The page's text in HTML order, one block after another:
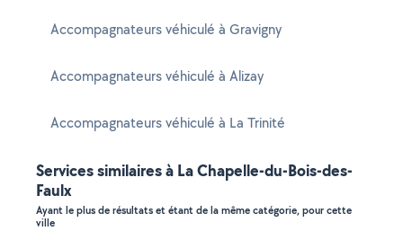
Accompagnateurs véhiculé à Gravigny
Accompagnateurs véhiculé à Alizay
Accompagnateurs véhiculé à La Trinité
Services similaires à La Chapelle-du-Bois-des-
Faulx
Ayant le plus de résultats et étant de la même catégorie, pour cette
ville